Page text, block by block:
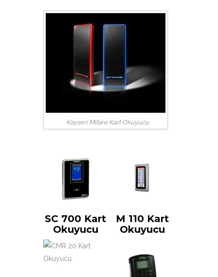
Kayseri Mifare Kart Okuyucu
SC 700 Kart
Okuyucu
M 110 Kart
Okuyucu